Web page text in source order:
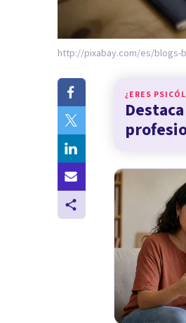
http://pixabay.com/es/blogs-
¿ERES